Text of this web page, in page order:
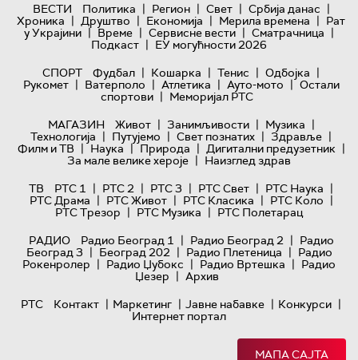
ВЕСТИ Политика | Регион | Свет | Србија данас |
Хроника | Друштво | Економија | Мерила времена | Рат
у Украјини | Време | Сервисне вести | Сматрачница |
Подкаст | ЕУ могућности 2026
СПОРТ
Фудбал | Кошарка | Тенис | Одбојка |
Рукомет | Ватерполо | Атлетика | Ауто-мото | Остали
спортови | Меморијал РТС
МАГАЗИН
Живот | Занимљивости | Музика |
Технологијa | Путујемо | Свет познатих | Здравље |
Филм и ТВ | Наука | Природа | Дигитални предузетник |
За мале велике хероје | Наизглед здрав
ТВ
РТС 1 | РТС 2 | РТС 3 | РТС Свет | РТС Наука |
РТС Драма | РТС Живот | РТС Класика | РТС Коло |
РТС Трезор | РТС Музика | РТС Полетарац
РАДИО
Радио Београд 1 | Радио Београд 2 | Радио
Београд 3 | Београд 202 | Радио Плетеница | Радио
Рокенролер | Радио Џубокс | Радио Вртешка | Радио
Џезер | Архив
РТС
Контакт | Маркетинг | Јавне набавке | Конкурси |
Интернет портал
МАПА САЈТА